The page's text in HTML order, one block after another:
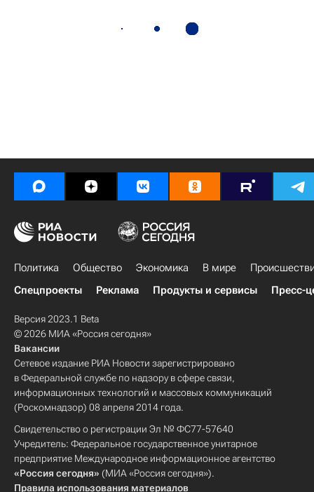
Политика Общество Экономика В мире
Спецпроекты
Реклама Продукты и сервисы Пресс-
Версия 2023.1 Beta
© 2026 МИА «Россия сегодня»
Вакансии
Сетевое издание РИА Новости зарегистрировано
в Федеральной службе по надзору в сфере связи,
информационных технологий и массовых коммуникаций
(Роскомнадзор) 08 апреля 2014 года.
Свидетельство о регистрации Эл № ФС77-57640
Учредитель: Федеральное государственное унитарное
предприятие Международное информационное агентство
«Россия сегодня» (МИА «Россия сегодня»).
Правила использования материалов